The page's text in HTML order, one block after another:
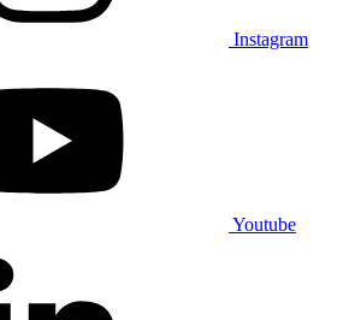
Instagram
Youtube